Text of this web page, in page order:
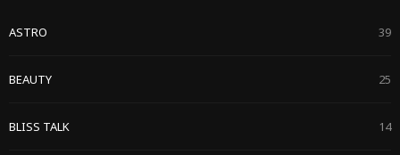
ASTRO 39
BEAUTY 25
BLISS TALK 14